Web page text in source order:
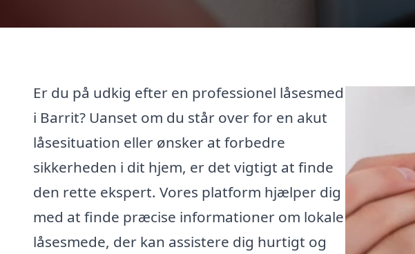
Er du på udkig efter en professionel låsesmed
i Barrit? Uanset om du står over for en akut
låsesituation eller ønsker at forbedre
sikkerheden i dit hjem, er det vigtigt at finde
den rette ekspert. Vores platform hjælper dig
med at finde præcise informationer om lokale
låsesmede, der kan assistere dig hurtigt og